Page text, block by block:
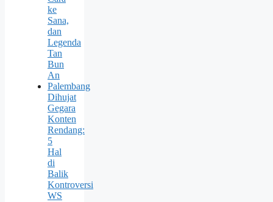
ke
Sana,
dan
Legenda
Tan
Bun
An
Palembang
Dihujat
Gegara
Konten
Rendang:
5
Hal
di
Balik
Kontroversi
WS